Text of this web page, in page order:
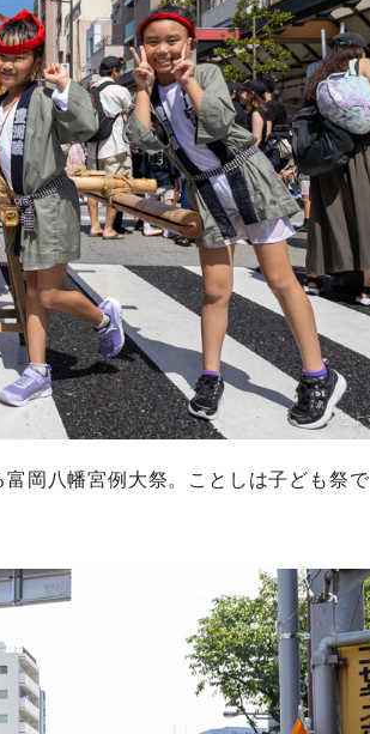
岡八幡宮例大祭。ことしは子ども祭で